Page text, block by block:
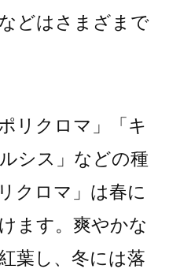
どはさまざまで
リクロマ」「キ
シス」などの種
クロマ」は春に
ます。爽やかな
葉し、冬には落